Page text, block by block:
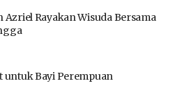
Azriel Rayakan Wisuda Bersama
untuk Bayi Perempuan